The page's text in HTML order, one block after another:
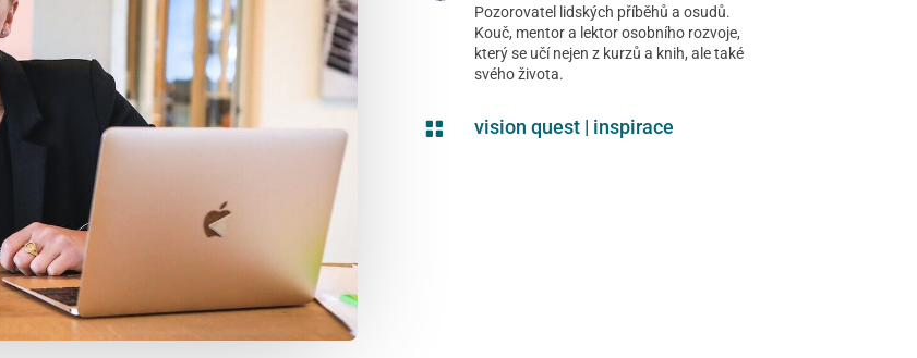
Pozorovatel lidských příběhů a osudů.
Kouč, mentor a lektor osobního rozvoje,
který se učí nejen z kurzů a knih, ale také
svého života.
 vision quest | inspirace